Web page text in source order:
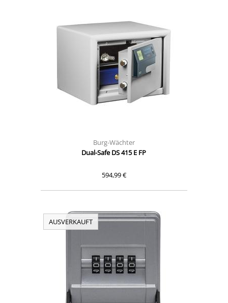
Burg-Wächter
Dual-Safe DS 415 E FP
594,99 €
AUSVERKAUFT